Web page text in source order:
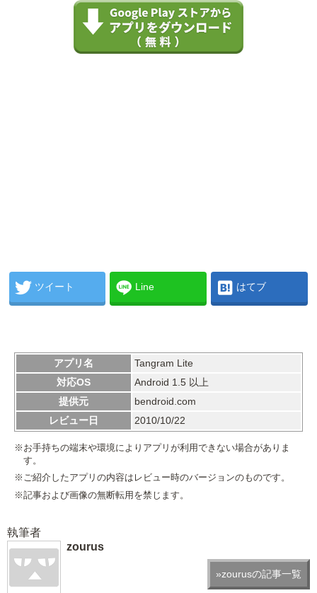
ツイート Line はてブ
アプリ名
Tangram Lite
対応OS
Android 1.5 以上
提供元
bendroid.com
レビュー日
2010/10/22
※お手持ちの端末や環境によりアプリが利用できない場合がありま
す。
※ご紹介したアプリの内容はレビュー時のバージョンのものです。
※記事および画像の無断転用を禁じます。
執筆者
zourus
»zourusの記事一覧